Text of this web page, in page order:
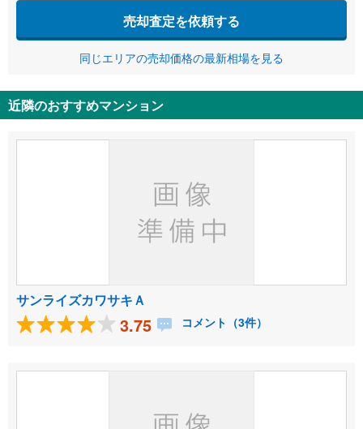
売却査定を依頼する
同じエリアの売却価格の最新相場を見る
近隣のおすすめマンション
サンライズカワサキＡ
3.75 コメント（3件）